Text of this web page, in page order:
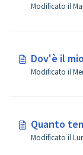
Dov'è il
Quanto